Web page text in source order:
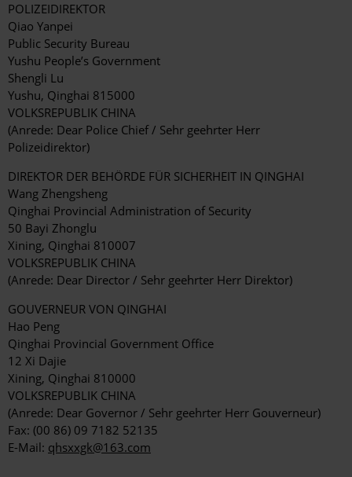
POLIZEIDIREKTOR
Qiao Yanpei
Public Security Bureau
Yushu People’s Government
Shengli Lu
Yushu, Qinghai 815000
VOLKSREPUBLIK CHINA
(Anrede: Dear Police Chief / Sehr geehrter Herr
Polizeidirektor)
DIREKTOR DER BEHÖRDE FÜR SICHERHEIT IN QINGHAI
Wang Zhengsheng
Qinghai Provincial Administration of Security
50 Bayi Zhonglu
Xining, Qinghai 810007
VOLKSREPUBLIK CHINA
(Anrede: Dear Director / Sehr geehrter Herr Direktor)
GOUVERNEUR VON QINGHAI
Hao Peng
Qinghai Provincial Government Office
12 Xi Dajie
Xining, Qinghai 810000
VOLKSREPUBLIK CHINA
(Anrede: Dear Governor / Sehr geehrter Herr Gouverneur)
Fax: (00 86) 09 7182 52135
E-Mail: qhsxxgk@163.com